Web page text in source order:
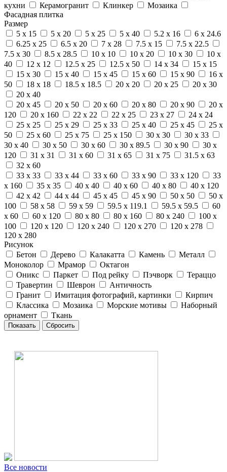
кухни
Керамогранит Клинкер
Мозаика
Фасадная плитка
Размер
5 x 15
5 x 20 5 x 25 5 x 40 5.2 x 16
6 x 24.6
6.25 x 25
6.5 x 20 7 x 28 7.5 x 15
7.5 x 22.5
7.5 x 30
8.5 x 28.5 10 x 10 10 x 20 10 x 30
10 x
40
12 x 12 12.5 x 25 12.5 x 50 14 x 34
15 x 15
15 x 30
15 x 40 15 x 45 15 x 60 15 x 90
16 x
50
18 x 18 18.5 x 18.5 20 x 20 20 x 25
20 x 30
20 x 40
20 x 45
20 x 50 20 x 60 20 x 80 20 x 90
20 x
120
20 x 160 22 x 22 22 x 25 23 x 27
24 x 24
25 x 25
25 x 29 25 x 33 25 x 40 25 x 45
25 x
50
25 x 60 25 x 75 25 x 150 30 x 30
30 x 33
30 x 40
30 x 50 30 x 60 30 x 89.5 30 x 90
30 x
120
31 x 31 31 x 60 31 x 65 31 x 75
31.5 x 63
32 x 60
33 x 33
33 x 44 33 x 60 33 x 90 33 x 120
33
x 160
35 x 35 40 x 40 40 x 60 40 x 80
40 x 120
42 x 42
44 x 44 45 x 45 45 x 90 50 x 50
50 x
100
58 x 58 59 x 59 59.5 x 119.1 59.5 x 59.5
60
x 60
60 x 120 80 x 80 80 x 160 80 x 240
100 x
100
120 x 120 120 x 240 120 x 270
120 x 278
120 x 280
Рисунок
Бетон
Дерево Калакатта Камень
Металл
Моноколор
Мрамор
Октагон
Оникс
Паркет Под рейку Пэчворк
Тераццо
Травертин
Шеврон
Античность
Гранит
Имитация фотографий, картинки
Кирпич
Классика
Мозаика Морские мотивы
Наборный
орнамент
Ткань
Все новости